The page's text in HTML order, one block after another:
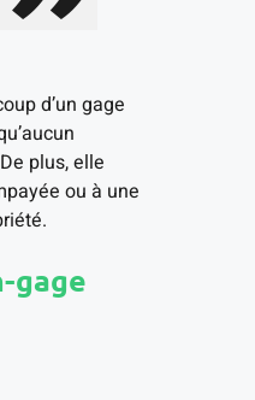
d’un gage
plus, elle
ou à une
gage